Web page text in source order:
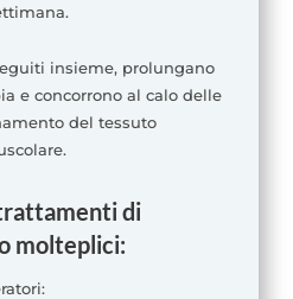
insieme, prolungano
e concorrono al calo delle
del tessuto
di
molteplici: